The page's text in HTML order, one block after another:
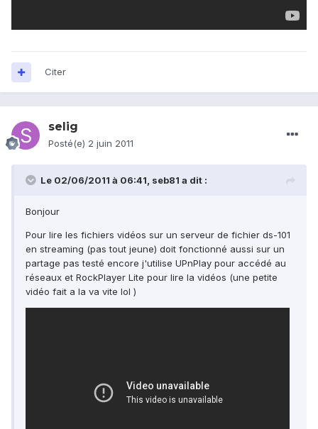
Citer
selig
Posté(e) 2 juin 2011
Le 02/06/2011 à 06:41, seb81 a dit :
Bonjour
Pour lire les fichiers vidéos sur un serveur de fichier ds-101
en streaming (pas tout jeune) doit fonctionné aussi sur un
partage pas testé encore j'utilise UPnPlay pour accédé au
réseaux et RockPlayer Lite pour lire la vidéos (une petite
vidéo fait a la va vite lol )